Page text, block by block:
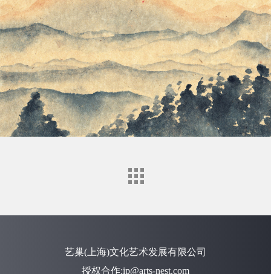
艺巢(上海)文化艺术发展有限公司
授权合作:ip@arts-nest.com